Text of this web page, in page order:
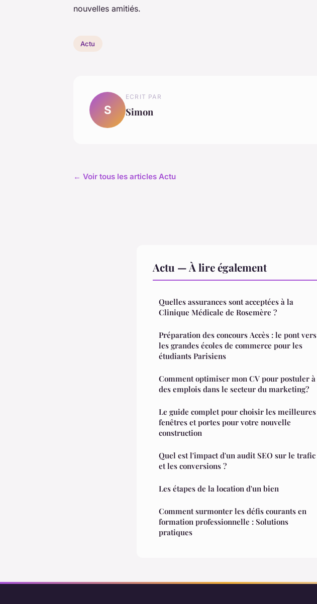
nouvelles amitiés.
Actu
S
ECRIT PAR
Simon
← Voir tous les articles Actu
Actu — À lire également
Quelles assurances sont acceptées à la
Clinique Médicale de Rosemère ?
Préparation des concours Accès : le pont vers
les grandes écoles de commerce pour les
étudiants Parisiens
Comment optimiser mon CV pour postuler à
des emplois dans le secteur du marketing?
Le guide complet pour choisir les meilleures
fenêtres et portes pour votre nouvelle
construction
Quel est l'impact d'un audit SEO sur le trafic
et les conversions ?
Les étapes de la location d'un bien
Comment surmonter les défis courants en
formation professionnelle : Solutions
pratiques